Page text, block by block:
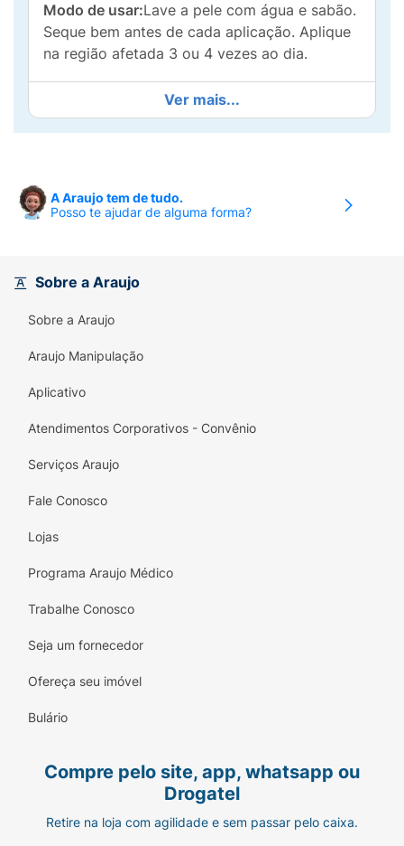
Modo de usar:Lave a pele com água e sabão.
Seque bem antes de cada aplicação. Aplique
na região afetada 3 ou 4 vezes ao dia.
Ver mais...
A Araujo tem de tudo.
Posso te ajudar de alguma forma?
Sobre a Araujo
Sobre a Araujo
Araujo Manipulação
Aplicativo
Atendimentos Corporativos - Convênio
Serviços Araujo
Fale Conosco
Lojas
Programa Araujo Médico
Trabalhe Conosco
Seja um fornecedor
Ofereça seu imóvel
Bulário
Compre pelo site, app, whatsapp ou
Drogatel
Retire na loja com agilidade e sem passar pelo caixa.